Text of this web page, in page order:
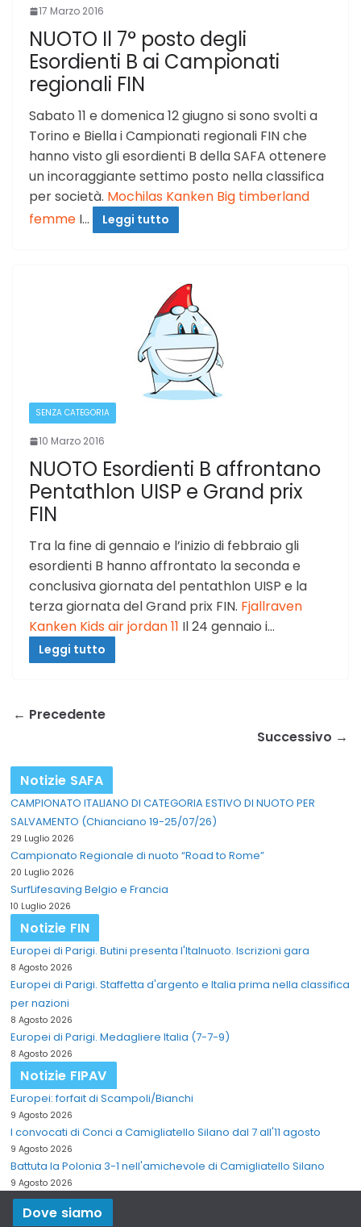
17 Marzo 2016
NUOTO Il 7° posto degli
Esordienti B ai Campionati
regionali FIN
Sabato 11 e domenica 12 giugno si sono svolti a
Torino e Biella i Campionati regionali FIN che
hanno visto gli esordienti B della SAFA ottenere
un incoraggiante settimo posto nella classifica
per società. Mochilas Kanken Big timberland
femme I… Leggi tutto
SENZA CATEGORIA
10 Marzo 2016
NUOTO Esordienti B affrontano
Pentathlon UISP e Grand prix
FIN
Tra la fine di gennaio e l’inizio di febbraio gli
esordienti B hanno affrontato la seconda e
conclusiva giornata del pentathlon UISP e la
terza giornata del Grand prix FIN. Fjallraven
Kanken Kids air jordan 11 Il 24 gennaio i…
Leggi tutto
← Precedente
Successivo →
Notizie SAFA
CAMPIONATO ITALIANO DI CATEGORIA ESTIVO DI NUOTO PER
SALVAMENTO (Chianciano 19-25/07/26)
29 Luglio 2026
Campionato Regionale di nuoto “Road to Rome”
20 Luglio 2026
SurfLifesaving Belgio e Francia
10 Luglio 2026
Notizie FIN
Europei di Parigi. Butini presenta l'Italnuoto. Iscrizioni gara
8 Agosto 2026
Europei di Parigi. Staffetta d'argento e Italia prima nella classifica
per nazioni
8 Agosto 2026
Europei di Parigi. Medagliere Italia (7-7-9)
8 Agosto 2026
Notizie FIPAV
Europei: forfait di Scampoli/Bianchi
9 Agosto 2026
I convocati di Conci a Camigliatello Silano dal 7 all'11 agosto
9 Agosto 2026
Battuta la Polonia 3-1 nell'amichevole di Camigliatello Silano
9 Agosto 2026
Dove siamo